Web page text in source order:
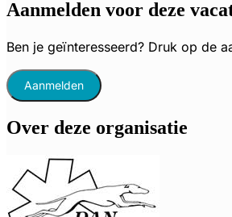
Aanmelden voor deze
Ben je geïnteresseerd? Druk op de
Aanmelden
Over deze organisatie